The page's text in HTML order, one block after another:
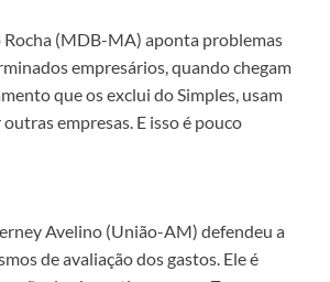
(MDB-MA) aponta problemas
empresários, quando chegam
que os exclui do Simples, usam
empresas. E isso é pouco
Avelino (União-AM) defendeu a
de avaliação dos gastos. Ele é